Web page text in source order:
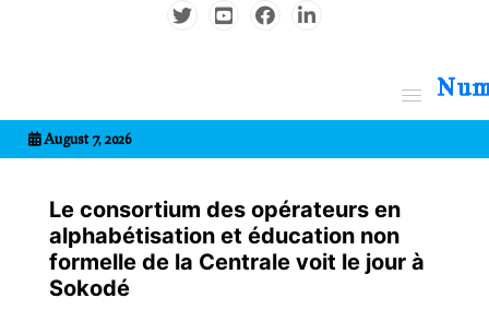
August 7, 2026
Le consortium des opérateurs en
alphabétisation et éducation non
formelle de la Centrale voit le jour à
Sokodé